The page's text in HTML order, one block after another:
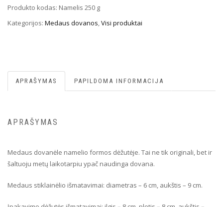
Produkto kodas: Namelis 250 g
Kategorijos: Medaus dovanos,Visi produktai
APRAŠYMAS PAPILDOMA INFORMACIJA
APRAŠYMAS
Medaus dovanėle namelio formos dėžutėje. Tai ne tik originali, bet ir
šaltuoju metų laikotarpiu ypač naudinga dovana.
Medaus stiklainėlio išmatavimai: diametras – 6 cm, aukštis – 9 cm.